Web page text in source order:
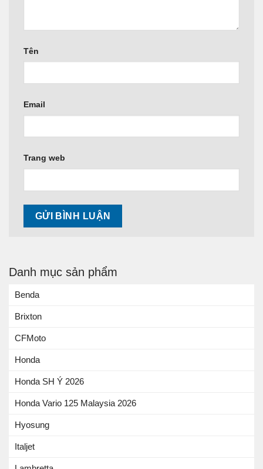
Danh mục sản phẩm
Benda
Brixton
CFMoto
Honda
Honda SH Ý 2026
Honda Vario 125 Malaysia 2026
Hyosung
Italjet
Tên
Email
Trang web